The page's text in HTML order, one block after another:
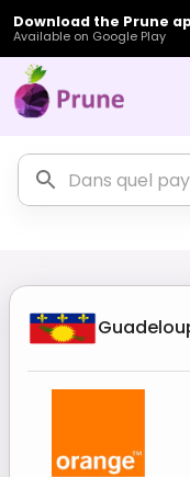
Download the Prune
Available on Google Play